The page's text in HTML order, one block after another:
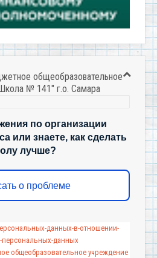
общеобразовательное
№ 141" г.о. Самара
по организации
или знаете, как сделать
лучше?
о проблеме
данных-в-отношении-
персональных-данных
общеобразовательное учреждение